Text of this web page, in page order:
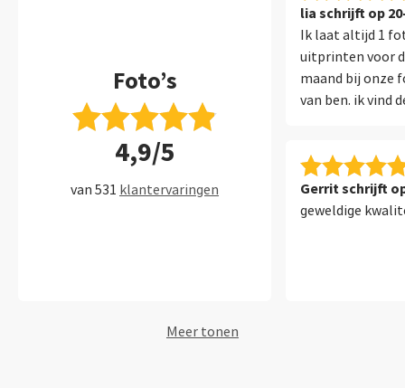
Foto’s
4,9/5
van 531 klantervaringen
lia schrijft op
Ik laat altijd 1
uitprinten voor
maand bij onze
van ben. ik vind
kleur van de
tevreden over
Gerrit schrijft
geweldige
Meer tonen